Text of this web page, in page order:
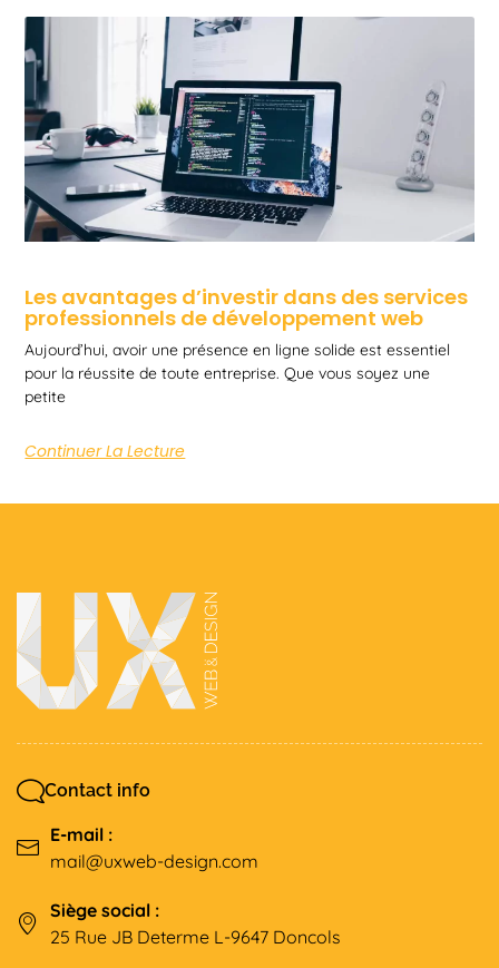
Les avantages d’investir dans des services
professionnels de développement web
Aujourd’hui, avoir une présence en ligne solide est essentiel
pour la réussite de toute entreprise. Que vous soyez une
petite
Continuer La Lecture
Contact info
E-mail :
mail@uxweb-design.com
Siège social :
25 Rue JB Determe L-9647 Doncols